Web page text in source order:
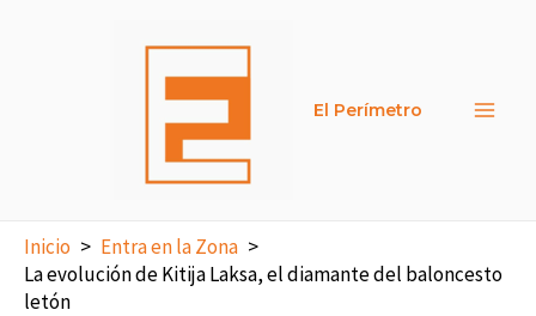
El Perímetro
Inicio
Entra en la Zona
La evolución de Kitija Laksa, el diamante del baloncesto
letón